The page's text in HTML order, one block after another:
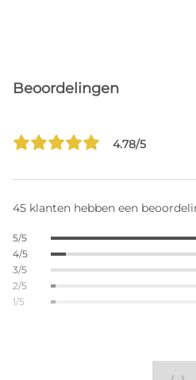
Beoordelingen
4.78/5
45 klanten hebben een
5/5
4/5
3/5
2/5
1/5